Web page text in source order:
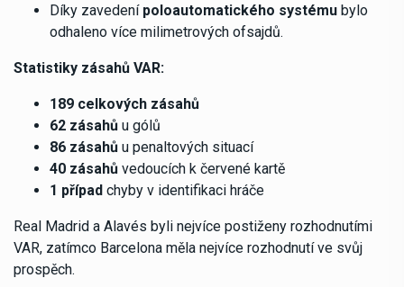
Díky zavedení poloautomatického systému bylo
odhaleno více milimetrových ofsajdů.
Statistiky zásahů VAR:
189 celkových zásahů
62 zásahů u gólů
86 zásahů u penaltových situací
40 zásahů vedoucích k červené kartě
1 případ chyby v identifikaci hráče
Real Madrid a Alavés byli nejvíce postiženy rozhodnutími
VAR, zatímco Barcelona měla nejvíce rozhodnutí ve svůj
prospěch.